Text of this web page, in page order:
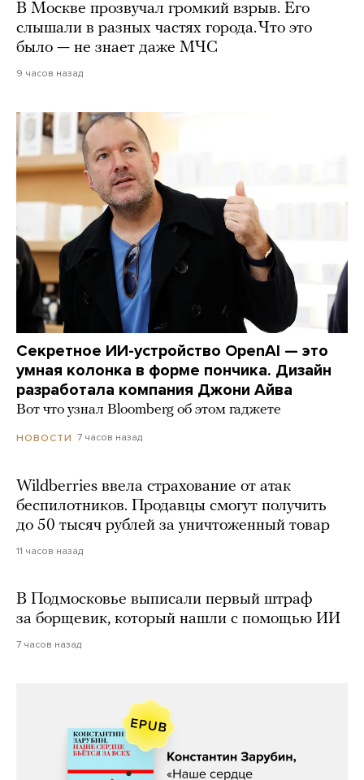
В Москве прозвучал громкий взрыв. Его
слышали в разных частях города. Что это
было — не знает даже МЧС
9 часов назад
Секретное ИИ-устройство OpenAI — это
умная колонка в форме пончика. Дизайн
разработала компания Джони Айва
Вот что узнал Bloomberg об этом гаджете
НОВОСТИ 7 часов назад
Wildberries ввела страхование от атак
беспилотников. Продавцы смогут получить
до 50 тысяч рублей за уничтоженный товар
11 часов назад
В Подмосковье выписали первый штраф
за борщевик, который нашли с помощью ИИ
7 часов назад